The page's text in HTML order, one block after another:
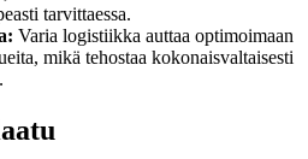
tarvittaessa.
Varia logistiikka auttaa optimoimaan
mikä tehostaa kokonaisvaltaisesti